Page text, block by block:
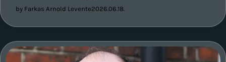
by Farkas Arnold Levente2026.06.18.